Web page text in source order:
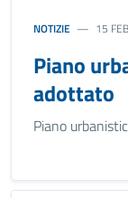
NOTIZIE 15
Piano
adottato
Piano